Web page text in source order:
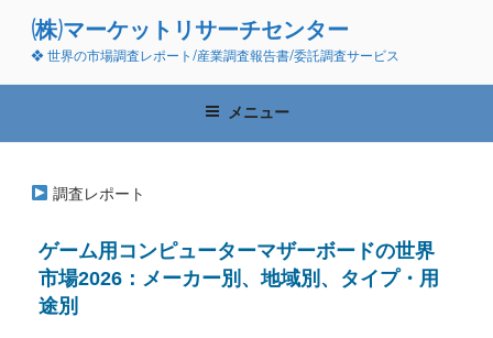
ン
(株)マーケットリサーチセンター
❖ 世界の市場調査レポート/産業調査報告書/委託調査サービス
メニュー
調査レポート
ゲーム用コンピューターマザーボードの世界
市場2026：メーカー別、地域別、タイプ・用
途別